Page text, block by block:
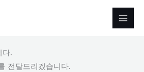
다.
전달드리겠습니다.